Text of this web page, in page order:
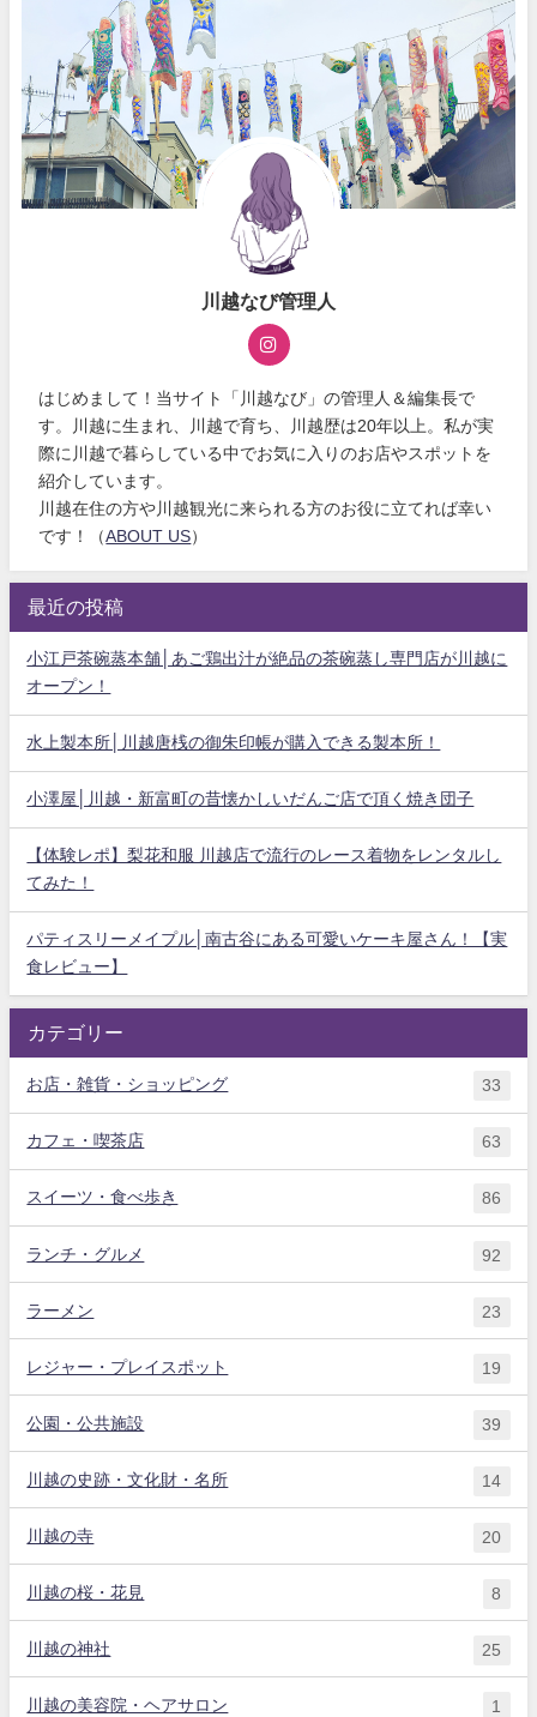
川越なび管理人
はじめまして！当サイト「川越なび」の管理人＆編集長で
す。川越に生まれ、川越で育ち、川越歴は20年以上。私が実
際に川越で暮らしている中でお気に入りのお店やスポットを
紹介しています。
川越在住の方や川越観光に来られる方のお役に立てれば幸い
です！（ ABOUT US）
最近の投稿
小江戸茶碗蒸本舗│あご鶏出汁が絶品の茶碗蒸し専門店が川越に
オープン！
水上製本所│川越唐桟の御朱印帳が購入できる製本所！
小澤屋│川越・新富町の昔懐かしいだんご店で頂く焼き団子
【体験レポ】梨花和服 川越店で流行のレース着物をレンタルし
てみた！
パティスリーメイプル│南古谷にある可愛いケーキ屋さん！【実
食レビュー】
カテゴリー
お店・雑貨・ショッピング 33
カフェ・喫茶店 63
スイーツ・食べ歩き 86
ランチ・グルメ 92
ラーメン 23
レジャー・プレイスポット 19
公園・公共施設 39
川越の史跡・文化財・名所 14
川越の寺 20
川越の桜・花見 8
川越の神社 25
川越の美容院・ヘアサロン 1